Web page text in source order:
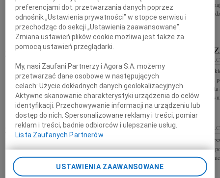
zapamiętamy. 9 marca 2021 roku tuż przed swoimi
65 urodzinami odszedł po długiej chorobie Piotr
Majewski ukochany Syn, Brat, Tata...
Przyjaciołom i
dla nas chwilach
MAŁGORZATA SOBIERAJ
ŚP Małgorzata Sobieraj której czuła przyjaźń
towarzyszyła nam od czasów szkolnych. Zawsze
gotowa do pomocy, serdeczna, mądra, oddana pracy
doktor historii sztuki...
Z głębokim
lutego 2021 roku
zmarła
wieloletni
STANISŁAW MAJCHRZYK WIEK:
86 19.02.2021KIELCE
Z głębokim smutkiem zawiadamiamy że, w dniu 10
lutego 2021 roku zmarł w Paryżu we Francji w
wieku 86 lat, Stanisław Majchrzyk Msza święta
pogrzebowa odbędzie się dnia 20 lutego...
19.02.2021
Wyrazy
Matlewskiemu z
Zarząd i
preferencjami dot. przetwarzania danych poprzez
odnośnik „Ustawienia prywatności” w stopce serwisu i
przechodząc do sekcji „Ustawienia zaawansowane”.
Zmiana ustawień plików cookie możliwa jest także za
pomocą ustawień przeglądarki.
My, nasi Zaufani Partnerzy i Agora S.A. możemy
przetwarzać dane osobowe w następujących
celach:Użycie dokładnych danych geolokalizacyjnych.
Aktywne skanowanie charakterystyki urządzenia do celów
identyfikacji. Przechowywanie informacji na urządzeniu lub
dostęp do nich. Spersonalizowane reklamy i treści, pomiar
reklam i treści, badnie odbiorców i ulepszanie usług.
Lista Zaufanych Partnerów
USTAWIENIA ZAAWANSOWANE